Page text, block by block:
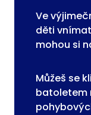
Ve
děti
mohou si
Můžeš se
batoletem